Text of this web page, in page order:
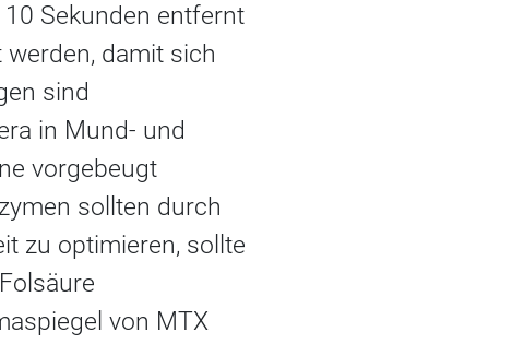
Sekunden entfernt
damit sich
sind
in Mund- und
vorgebeugt
sollten durch
zu optimieren, sollte
von MTX